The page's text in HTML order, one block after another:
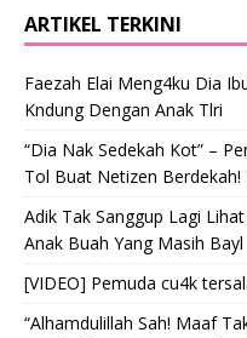
ARTIKEL TERKINI
Faezah Elai Meng4ku Dia
Kndung Dengan Anak Tlri
“Dia Nak Sedekah Kot” –
Tol Buat Netizen
Adik Tak Sanggup Lagi
Anak Buah Yang Masih Bayl
[VIDEO] Pemuda cu4k
“Alhamdulillah Sah! Maaf